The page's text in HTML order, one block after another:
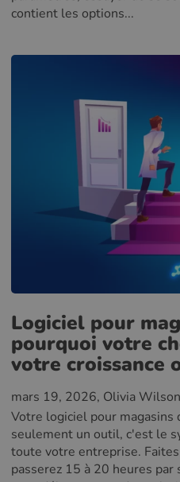
contient les options...
Logiciel pour
pourquoi votre
votre croissance
mars 19, 2026, Olivia Wilson
Votre logiciel pour magasins
seulement un outil, c'est le
toute votre entreprise.
passerez 15 à 20 heures